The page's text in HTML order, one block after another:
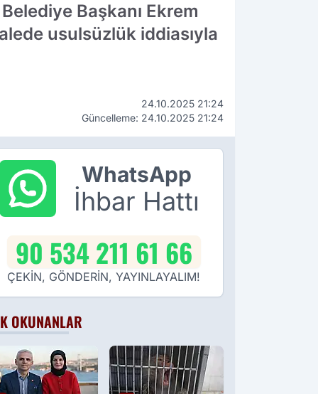
Başkanı Ekrem
usulsüzlük iddiasıyla
24.10.2025 21:24
Güncelleme: 24.10.2025 21:24
WhatsApp
İhbar Hattı
90 534 211 61 66
ÇEKİN, GÖNDERİN, YAYINLAYALIM!
OKUNANLAR